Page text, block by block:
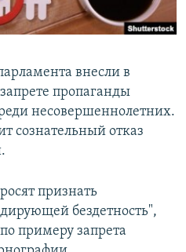
внесли в
пропаганды
несовершеннолетних.
сознательный отказ
признать
бездетность",
примеру запрета